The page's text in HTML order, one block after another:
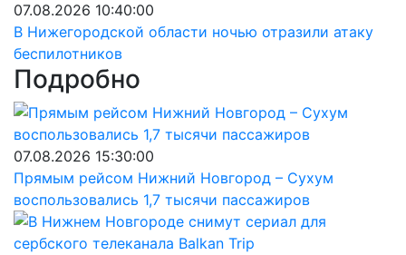
07.08.2026 10:40:00
В Нижегородской области ночью отразили атаку
беспилотников
Подробно
07.08.2026 15:30:00
Прямым рейсом Нижний Новгород – Сухум
воспользовались 1,7 тысячи пассажиров